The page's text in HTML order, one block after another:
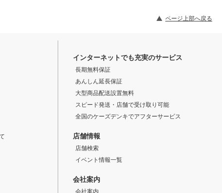
ページ上部へ戻る
インターネットでも充実のサービス
長期無料保証
あんしん延長保証
大型商品配送設置無料
スピード発送・店舗で受け取り可能
全国のケーズデンキでアフターサービス
店舗情報
店舗検索
イベント情報一覧
会社案内